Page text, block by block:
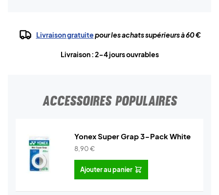
Livraison gratuitepour les achats supérieurs à 60 €
Livraison : 2-4 jours ouvrables
ACCESSOIRES POPULAIRES
Yonex Super Grap 3-Pack White
8,90€
Ajouter au panier